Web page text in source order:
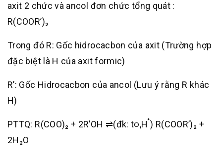
axit 2 chức và ancol đơn chức tổng quát :
R(COOR’)₂
Trong đó R: Gốc hidrocacbon của axit (Trường hợp
đặc biệt là H của axit formic)
R’: Gốc Hidrocacbon của ancol (Lưu ý rằng R khác
H)
PTTQ: R(COO)₂ + 2R’OH ⇌(đk: t૦,H ๋) R(COOR’)₂ +
2H₂O